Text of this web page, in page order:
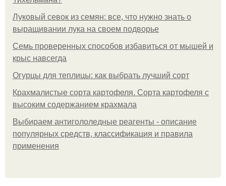
Луковый севок из семян: все, что нужно знать о
выращивании лука на своем подворье
Семь проверенных способов избавиться от мышей и
крыс навсегда
Огурцы для теплицы: как выбрать лучший сорт
Крахмалистые сорта картофеля. Сорта картофеля с
высоким содержанием крахмала
Выбираем антигололедные реагенты - описание
популярных средств, классификация и правила
применения